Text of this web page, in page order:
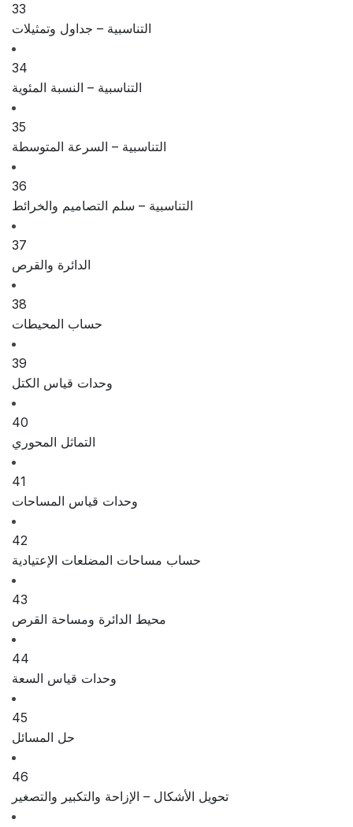
33
التناسبية – جداول وتمثيلات
34
التناسبية – النسبة المئوية
35
التناسبية – السرعة المتوسطة
36
التناسبية – سلم التصاميم والخرائط
37
الدائرة والقرص
38
حساب المحيطات
39
وحدات قياس الكتل
40
التماثل المحوري
41
وحدات قياس المساحات
42
حساب مساحات المضلعات الإعتيادية
43
محيط الدائرة ومساحة القرص
44
وحدات قياس السعة
45
حل المسائل
46
تحويل الأشكال – الإزاحة والتكبير والتصغير